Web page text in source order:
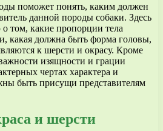
поможет понять, каким должен
данной породы собаки. Здесь
том, какие пропорции тела
какая должна быть форма головы,
к шерсти и окрасу. Кроме
изящности и грации
чертах характера и
быть присущи представителям
и шерсти